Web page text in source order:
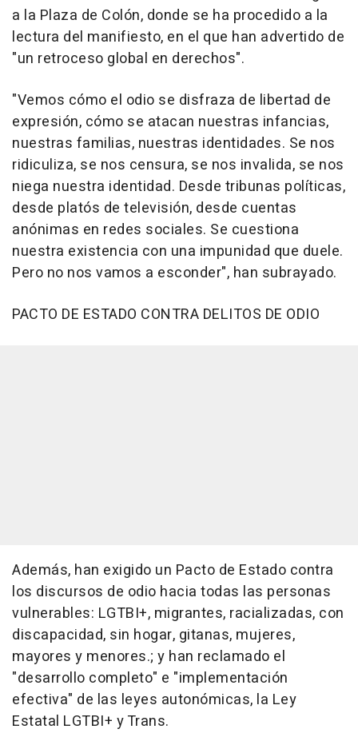
a la Plaza de Colón, donde se ha procedido a la
lectura del manifiesto, en el que han advertido de
"un retroceso global en derechos".
"Vemos cómo el odio se disfraza de libertad de
expresión, cómo se atacan nuestras infancias,
nuestras familias, nuestras identidades. Se nos
ridiculiza, se nos censura, se nos invalida, se nos
niega nuestra identidad. Desde tribunas políticas,
desde platós de televisión, desde cuentas
anónimas en redes sociales. Se cuestiona
nuestra existencia con una impunidad que duele.
Pero no nos vamos a esconder", han subrayado.
PACTO DE ESTADO CONTRA DELITOS DE ODIO
Además, han exigido un Pacto de Estado contra
los discursos de odio hacia todas las personas
vulnerables: LGTBI+, migrantes, racializadas, con
discapacidad, sin hogar, gitanas, mujeres,
mayores y menores.; y han reclamado el
"desarrollo completo" e "implementación
efectiva" de las leyes autonómicas, la Ley
Estatal LGTBI+ y Trans.